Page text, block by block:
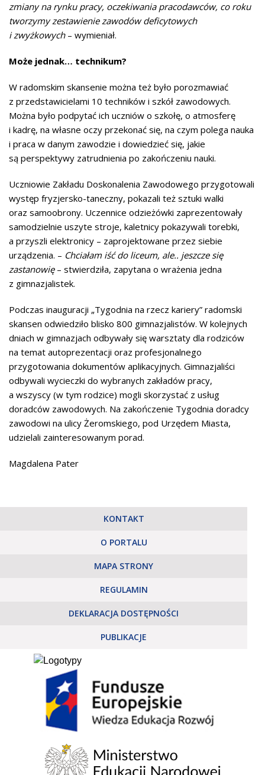
zmiany na rynku pracy, oczekiwania pracodawców, co roku
tworzymy zestawienie zawodów deficytowych
i zwyżkowych– wymieniał.
Może jednak… technikum?
W radomskim skansenie można też było porozmawiać
z przedstawicielami 10 techników i szkół zawodowych.
Można było podpytać ich uczniów o szkołę, o atmosferę
i kadrę, na własne oczy przekonać się, na czym polega nauka
i praca w danym zawodzie i dowiedzieć się, jakie
są perspektywy zatrudnienia po zakończeniu nauki.
Uczniowie Zakładu Doskonalenia Zawodowego przygotowali
występ fryzjersko-taneczny, pokazali też sztuki walki
oraz samoobrony. Uczennice odzieżówki zaprezentowały
samodzielnie uszyte stroje, kaletnicy pokazywali torebki,
a przyszli elektronicy – zaprojektowane przez siebie
urządzenia. – Chciałam iść do liceum, ale.. jeszcze się
zastanowię– stwierdziła, zapytana o wrażenia jedna
z gimnazjalistek.
Podczas inauguracji „Tygodnia na rzecz kariery” radomski
skansen odwiedziło blisko 800 gimnazjalistów. W kolejnych
dniach w gimnazjach odbywały się warsztaty dla rodziców
na temat autoprezentacji oraz profesjonalnego
przygotowania dokumentów aplikacyjnych. Gimnazjaliści
odbywali wycieczki do wybranych zakładów pracy,
a wszyscy (w tym rodzice) mogli skorzystać z usług
doradców zawodowych. Na zakończenie Tygodnia doradcy
zawodowi na ulicy Żeromskiego, pod Urzędem Miasta,
udzielali zainteresowanym porad.
Magdalena Pater
KONTAKT
O PORTALU
MAPA STRONY
REGULAMIN
DEKLARACJA DOSTĘPNOŚCI
PUBLIKACJE